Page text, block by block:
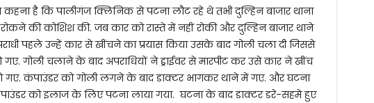
कहना है कि पालीगंज क्लिनिक से पटना लौट रहे थे तभी दुल्हिन बाजार थाना
की कोशिश की. जब कार को रास्ते में नहीं रोकी और दुल्हिन बाजार थाने
पहले उन्हें कार से खींचने का प्रयास किया उसके बाद गोली चला दी जिससे
गए. गोली चलाने के बाद अपराधियों ने ड्राईवर से मारपीट कर उसे कार ने खींच
गए. कंपाउंडर को गोली लगने के बाद डाक्टर भागकर थाने में गए. और घटना
को इलाज के लिए पटना लाया गया. घटना के बाद डाक्टर डरे-सहमे हुए